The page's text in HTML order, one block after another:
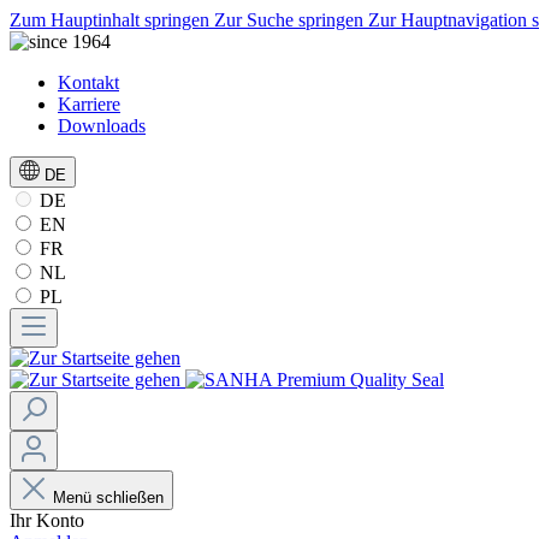
Zum Hauptinhalt springen Zur Suche springen Zur Hauptnavigation
Kontakt
Karriere
Downloads
DE
DE
EN
FR
NL
PL
Menü schließen
Ihr Konto